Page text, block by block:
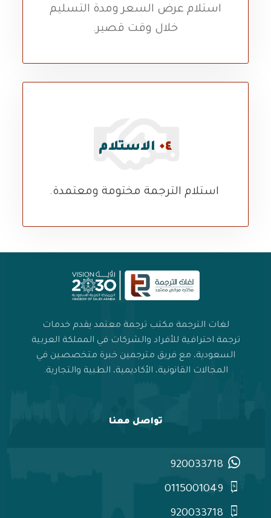
استلام عرض السعر ومدة التسليم
خلال وقت قصير.
٠٤ الاستلام
استلام الترجمة مختومة ومعتمدة.
لغات الترجمة مكتب ترجمة معتمد يقدم خدمات
ترجمة احترافية للأفراد والشركات في المملكة العربية
السعودية، مع فريق مترجمين خبرة متخصصين في
المجالات القانونية، الأكاديمية، الطبية والتجارية.
تواصل معنا
920033718
0115001049
920033718